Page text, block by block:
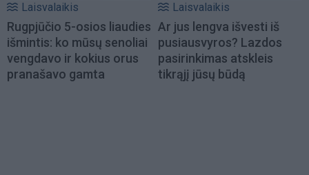
Laisvalaikis
Rugpjūčio 5-osios liaudies
išmintis: ko mūsų senoliai
vengdavo ir kokius orus
pranašavo gamta
Laisvalaikis
Ar jus lengva išvesti iš
pusiausvyros? Lazdos
pasirinkimas atskleis
tikrąjį jūsų būdą